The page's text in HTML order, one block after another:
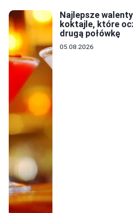
Najlepsze
koktajle, które
drugą połówkę
05.08.2026